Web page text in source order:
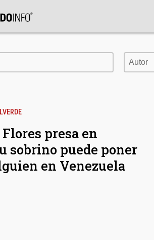
Autor
Autor
presa en
sobrino puede poner
en Venezuela